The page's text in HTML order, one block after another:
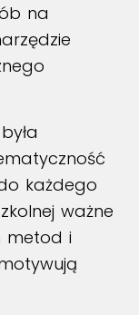
na
każdego
ważne
metod i